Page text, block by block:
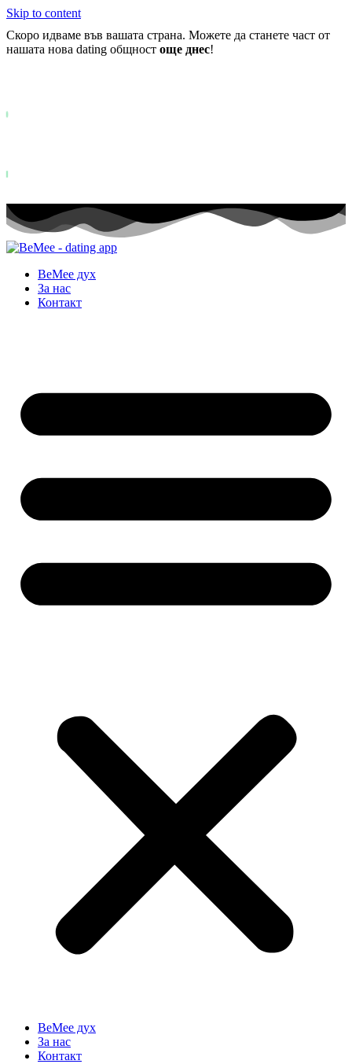
Skip to content
Скоро идваме във вашата страна. Можете да станете част от
нашата нова dating общност още днес!
BeMee дух
За нас
Контакт
BeMee дух
За нас
Контакт